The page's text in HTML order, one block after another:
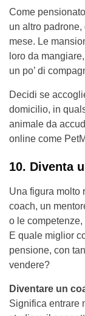
Come
un altro
mese. Le
loro da
un po’ di
Decidi se
domicilio, in
animale da
online come
10. Diventa
Una figura molto
coach, un
o le
E quale miglior
pensione, con
vendere?
Diventare un
Significa entrare